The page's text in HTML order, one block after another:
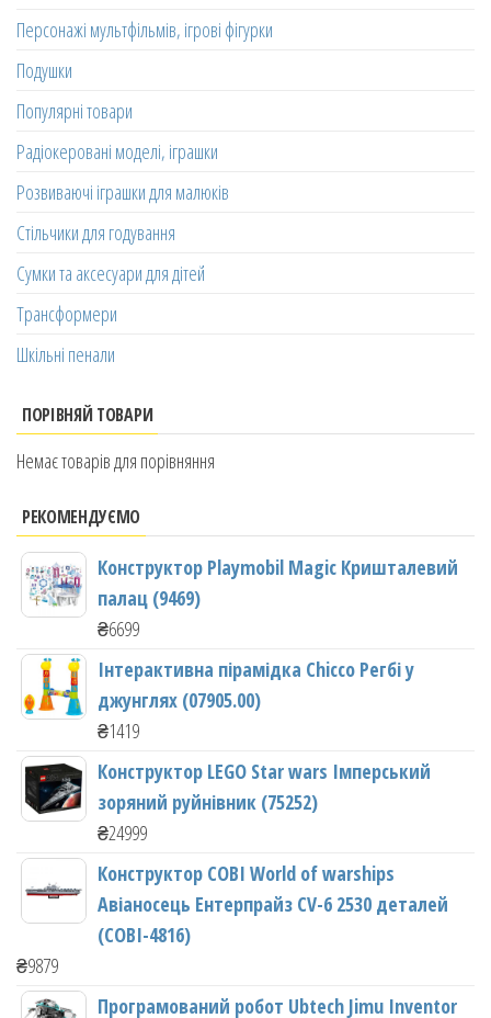
Персонажі мультфільмів, ігрові фігурки
Подушки
Популярні товари
Радіокеровані моделі, іграшки
Розвиваючі іграшки для малюків
Стільчики для годування
Сумки та аксесуари для дітей
Трансформери
Шкільні пенали
ПОРІВНЯЙ ТОВАРИ
Немає товарів для порівняння
РЕКОМЕНДУЄМО
Конструктор Playmobil Magic Кришталевий
палац (9469)
₴6699
Інтерактивна пірамідка Chicco Регбі у
джунглях (07905.00)
₴1419
Конструктор LEGO Star wars Імперський
зоряний руйнівник (75252)
₴24999
Конструктор COBI World of warships
Авіаносець Ентерпрайз CV-6 2530 деталей
(COBI-4816)
₴9879
Програмований робот Ubtech Jimu Inventor